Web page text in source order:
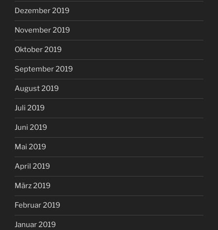
Dezember 2019
November 2019
Oktober 2019
September 2019
August 2019
Juli 2019
Juni 2019
Mai 2019
April 2019
März 2019
Februar 2019
Januar 2019